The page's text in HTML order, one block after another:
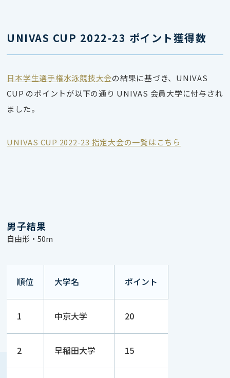
UNIVAS CUP 2022-23 ポイント獲得数
日本学生選手権水泳競技大会の結果に基づき、UNIVAS
CUP のポイントが以下の通り UNIVAS 会員大学に付与され
ました。
UNIVAS CUP 2022-23 指定大会の一覧はこちら
男子結果
自由形・50m
順位 大学名 ポイント
1 中京大学 20
2 早稲田大学 15